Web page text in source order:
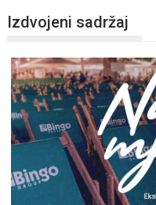
Izdvojeni sadržaj